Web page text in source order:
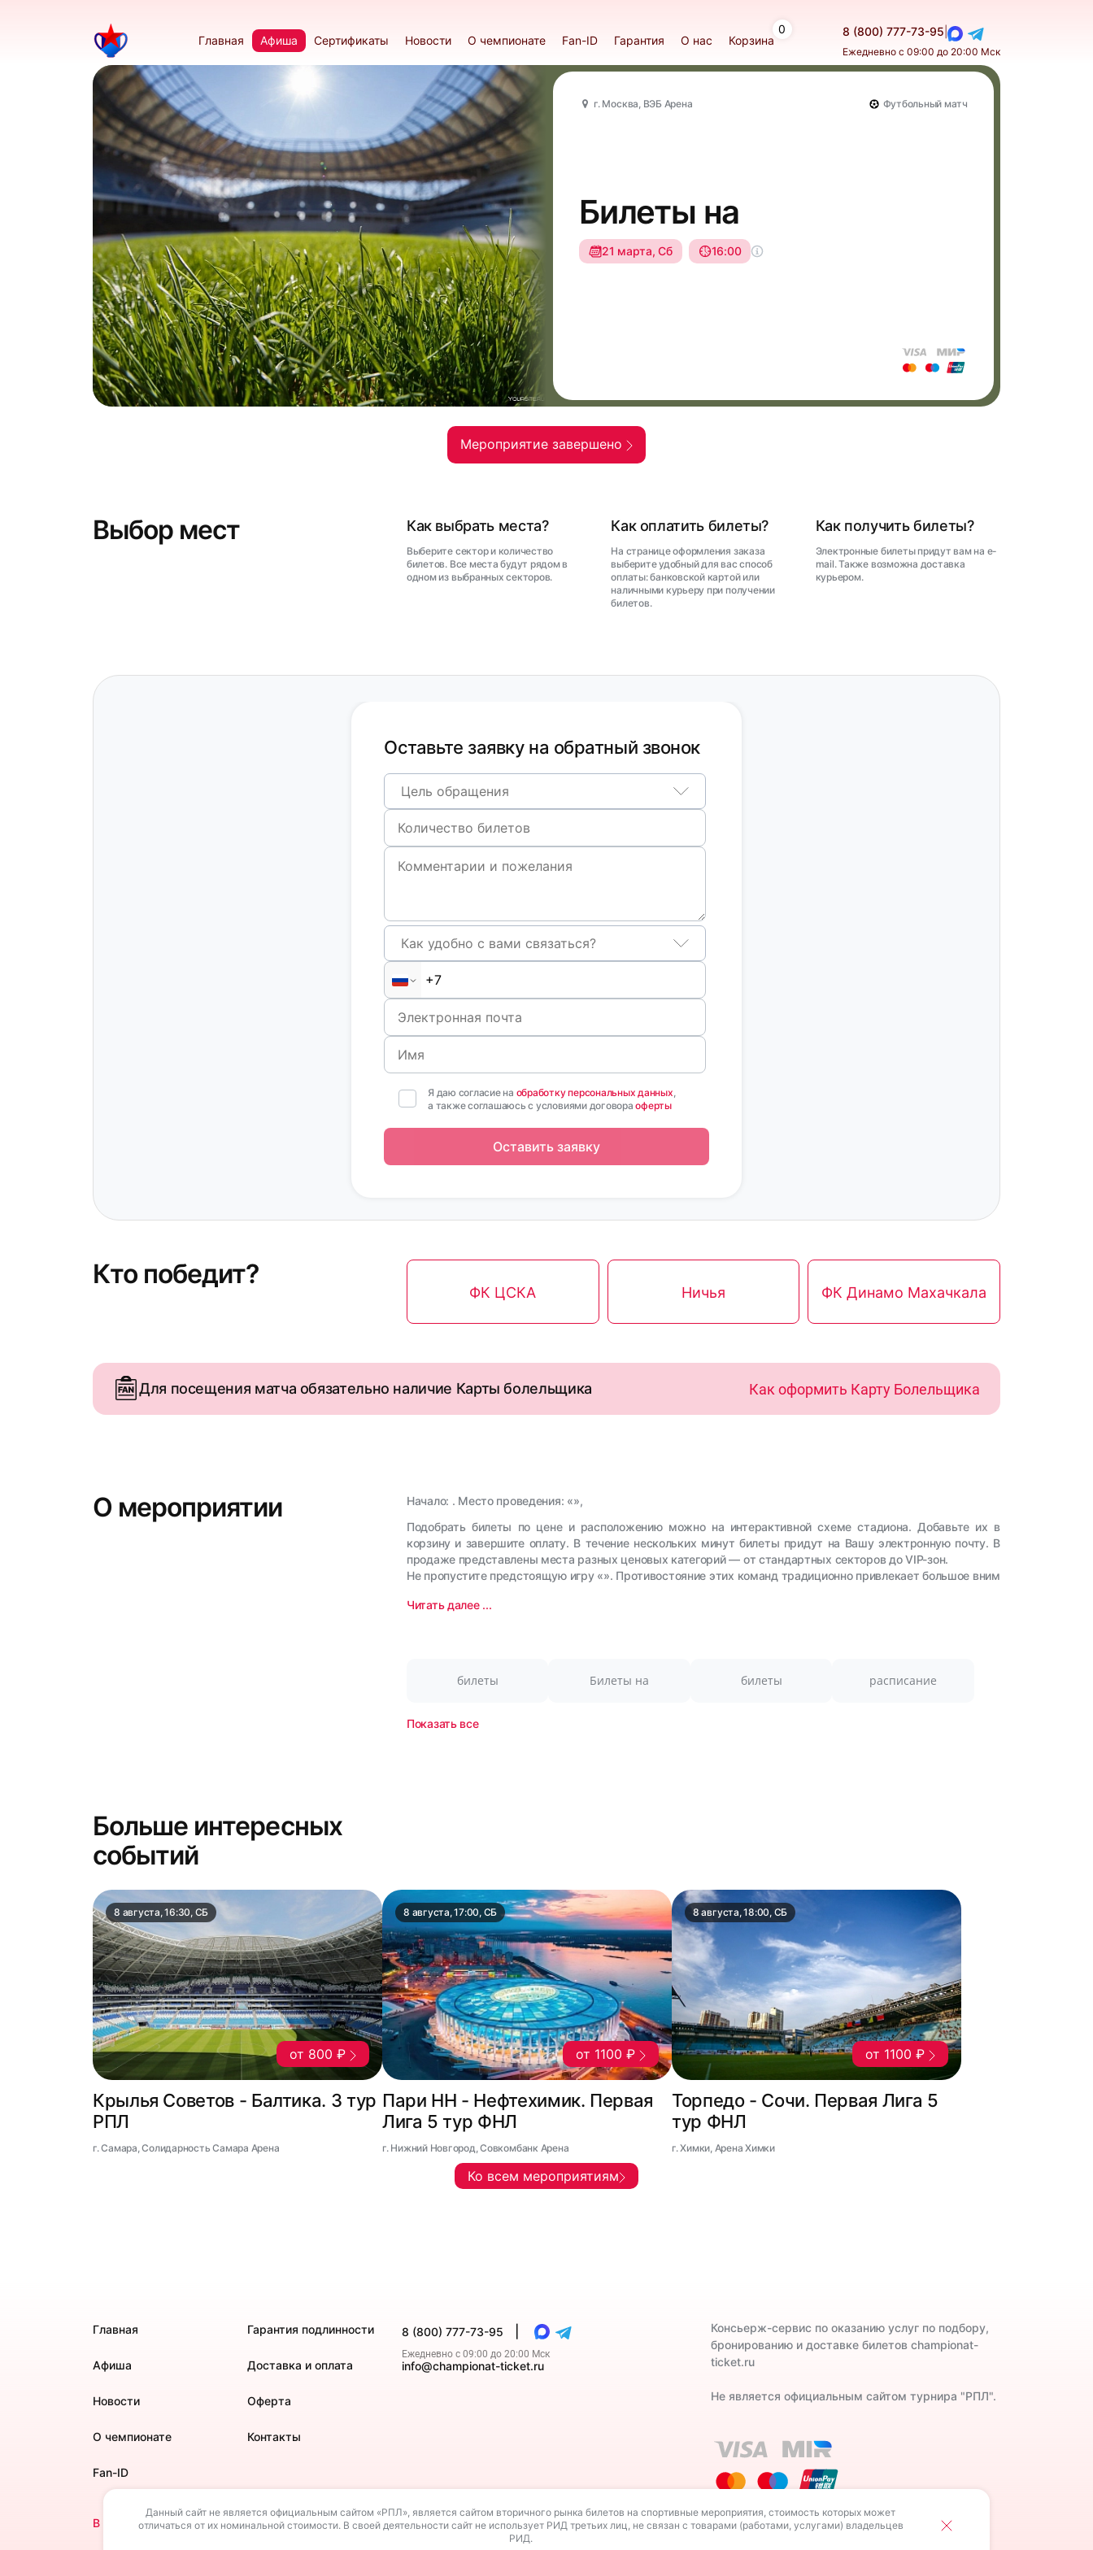
Главная Афиша Сертификаты Новости О чемпионате Fan-ID Гарантия О нас Корзина
0 8 (800) 777-73-95
Ежедневно с 09:00 до 20:00 Мск
г. Москва, ВЭБ Арена Футбольный матч
Билеты на
21 марта, Сб 16:00
Мероприятие завершено
Выбор мест Как выбрать места?
Выберите сектор и количество
билетов. Все места будут рядом в
одном из выбранных секторов.
Как оплатить билеты?
На странице оформления заказа
выберите удобный для вас способ
оплаты: банковской картой или
наличными курьеру при получении
билетов.
Как получить билеты?
Электронные билеты придут вам на e-
mail. Также возможна доставка
курьером.
Оставьте заявку на обратный звонок
Цель обращения
Как удобно с вами связаться?
Я даю согласие на обработку персональных данных,
а также соглашаюсь с условиями договораоферты
Оставить заявку
Кто победит?
ФК ЦСКА Ничья ФК Динамо Махачкала
Для посещения матча обязательно наличие Карты болельщика Как оформить Карту Болельщика
О мероприятии
Начало: . Место проведения: «»,
Подобрать билеты по цене и расположению можно на интерактивной схеме стадиона. Добавьте их в
корзину и завершите оплату. В течение нескольких минут билеты придут на Вашу электронную почту. В
продаже представлены места разных ценовых категорий — от стандартных секторов до VIP-зон.
Не пропустите предстоящую игру «». Противостояние этих команд традиционно привлекает большое вним
Читать далее ...
билеты Билеты на билеты расписание
Показать все
Больше интересных
событий
8 августа, 16:30, СБ
от 800 ₽
Крылья Советов - Балтика. 3 тур
РПЛ
г. Самара, Солидарность Самара Арена
8 августа, 17:00, СБ
от 1100 ₽
Пари НН - Нефтехимик. Первая
Лига 5 тур ФНЛ
г. Нижний Новгород, Совкомбанк Арена
8 августа, 18:00, СБ
от 1100 ₽
Торпедо - Сочи. Первая Лига 5
тур ФНЛ
г. Химки, Арена Химки
Ко всем мероприятиям
Главная
Афиша
Новости
О чемпионате
Fan-ID
Гарантия подлинности
Доставка и оплата
Оферта
Контакты
8 (800) 777-73-95
Ежедневно с 09:00 до 20:00 Мск
info@championat-ticket.ru
Консьерж-сервис по оказанию услуг по подбору,
бронированию и доставке билетов championat-
ticket.ru
Не является официальным сайтом турнира "РПЛ".
В своей деятельности сайт не использует РИД третьих лиц, не связан с товарами (работами, услугами) владельцев РИД.
Данный сайт не является официальным сайтом «РПЛ», является сайтом вторичного рынка билетов на спортивные мероприятия, стоимость которых может
отличаться от их номинальной стоимости. В своей деятельности сайт не использует РИД третьих лиц, не связан с товарами (работами, услугами) владельцев
РИД.